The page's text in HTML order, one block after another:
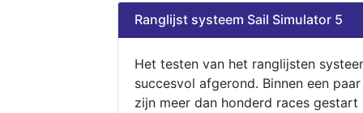
Ranglijst systeem Sail Simulator 5
Het testen van het ranglijsten
succesvol afgerond. Binnen een
zijn meer dan honderd races gestart